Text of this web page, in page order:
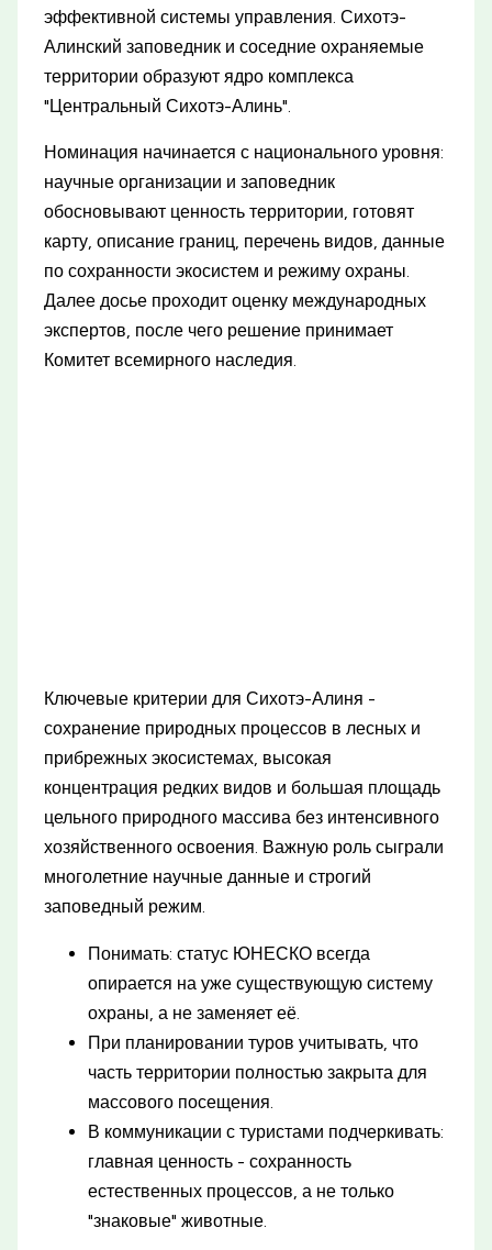
эффективной системы управления. Сихотэ-
Алинский заповедник и соседние охраняемые
территории образуют ядро комплекса
"Центральный Сихотэ-Алинь".
Номинация начинается с национального уровня:
научные организации и заповедник
обосновывают ценность территории, готовят
карту, описание границ, перечень видов, данные
по сохранности экосистем и режиму охраны.
Далее досье проходит оценку международных
экспертов, после чего решение принимает
Комитет всемирного наследия.
Ключевые критерии для Сихотэ-Алиня -
сохранение природных процессов в лесных и
прибрежных экосистемах, высокая
концентрация редких видов и большая площадь
цельного природного массива без интенсивного
хозяйственного освоения. Важную роль сыграли
многолетние научные данные и строгий
заповедный режим.
Понимать: статус ЮНЕСКО всегда
опирается на уже существующую систему
охраны, а не заменяет её.
При планировании туров учитывать, что
часть территории полностью закрыта для
массового посещения.
В коммуникации с туристами подчеркивать:
главная ценность - сохранность
естественных процессов, а не только
"знаковые" животные.